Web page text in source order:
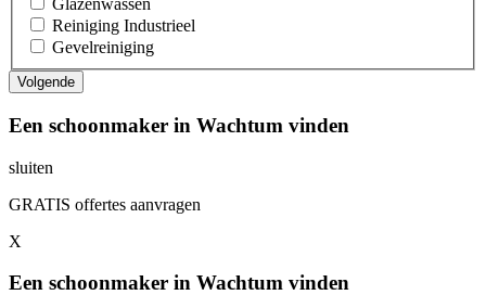
Glazenwassen
Reiniging Industrieel
Gevelreiniging
Een schoonmaker in Wachtum vinden
sluiten
GRATIS offertes aanvragen
X
Een schoonmaker in Wachtum vinden